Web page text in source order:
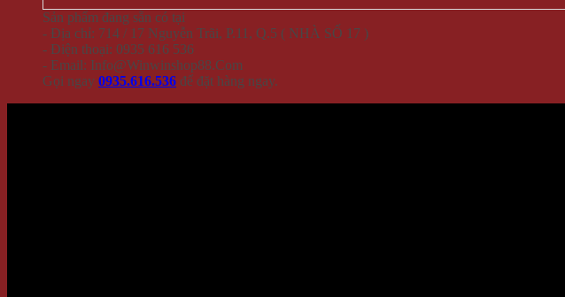
Sản phẩm đang sẵn có tại
- Địa chỉ: 714 / 17 Nguyễn Trãi, P.11, Q.5 ( NHÀ SỐ 17 )
- Điện thoại: 0935 616 536
- Email: Info@Winwinshop88.Com
Gọi ngay 0935.616.536 để đặt hàng ngay.